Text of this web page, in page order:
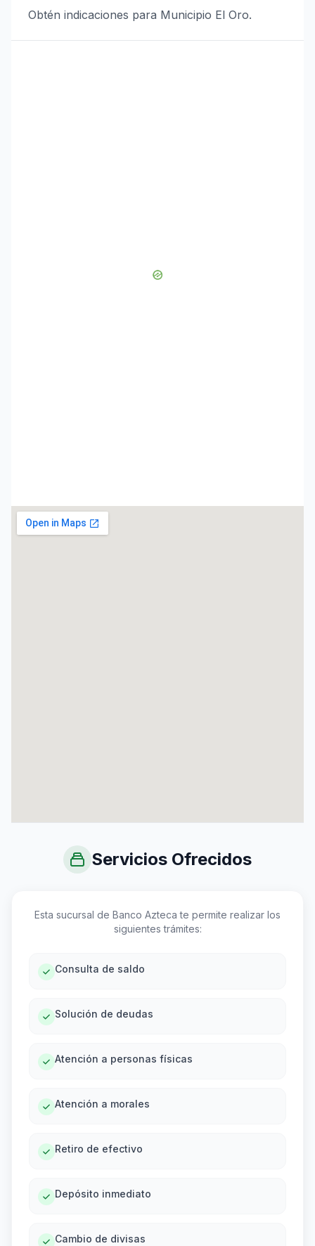
Obtén indicaciones para Municipio El Oro.
Servicios Ofrecidos
Esta sucursal de Banco Azteca te permite realizar los
siguientes trámites:
Consulta de saldo
Solución de deudas
Atención a personas físicas
Atención a morales
Retiro de efectivo
Depósito inmediato
Cambio de divisas